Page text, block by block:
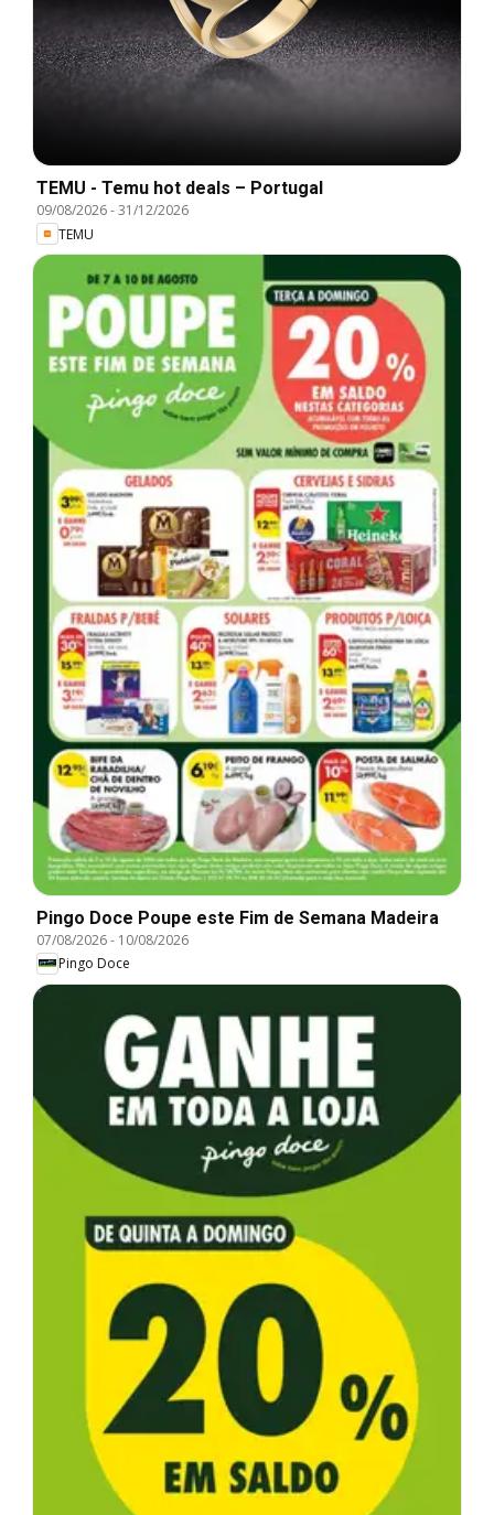
TEMU - Temu hot deals – Portugal
09/08/2026-31/12/2026
TEMU
Pingo Doce Poupe este Fim de Semana Madeira
07/08/2026- 10/08/2026
Pingo Doce